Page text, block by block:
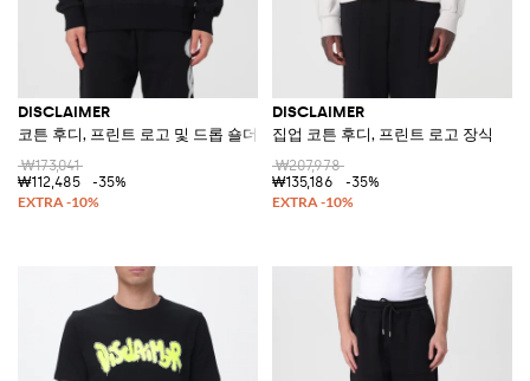
DISCLAIMER
코튼 후디, 프린트 로고 및 드롭 숄더
₩173,041
₩112,485
-35%
DISCLAIMER
집업 코튼 후디, 프린트 로고 장식
₩207,978
₩135,186
-35%